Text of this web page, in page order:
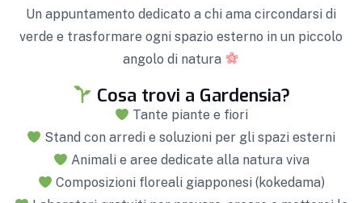
Un appuntamento dedicato a chi ama circondarsi di
verde e trasformare ogni spazio esterno in un piccolo
angolo di natura
Cosa trovi a Gardensia?
Tante piante e fiori
Stand con arredi e soluzioni per gli spazi esterni
Animali e aree dedicate alla natura viva
Composizioni floreali giapponesi (kokedama)